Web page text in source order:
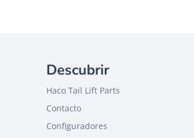
Descubrir
Haco Tail Lift Parts
Contacto
Configuradores